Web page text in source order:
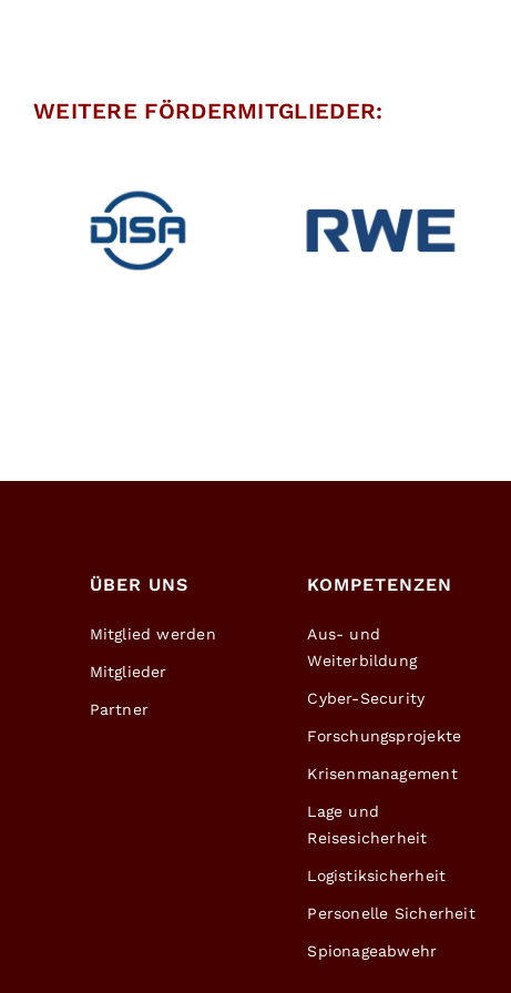
WEITERE FÖRDERMITGLIEDER:
Fördermitglied:
RWE
Fördermitglied:
Result Group
GmbH
ÜBER UNS
Mitglied werden
Mitglieder
Partner
KOMPETENZEN
Aus- und
Weiterbildung
Cyber-Security
Forschungsprojekte
Krisenmanagement
Lage und
Reisesicherheit
Logistiksicherheit
Personelle Sicherheit
Spionageabwehr